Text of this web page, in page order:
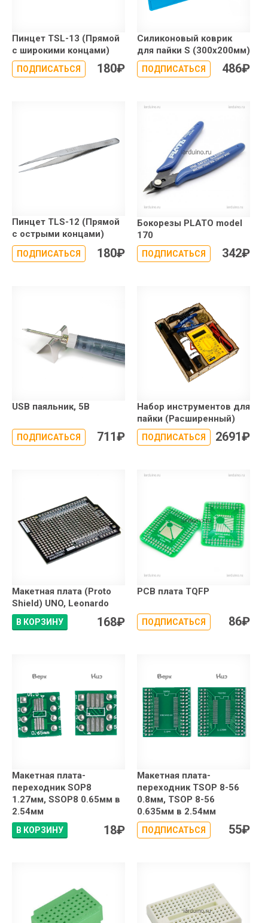
Пинцет TSL-13 (Прямой
с широкими концами)
ПОДПИСАТЬСЯ 180₽
Силиконовый коврик
для пайки S (300x200мм)
ПОДПИСАТЬСЯ 486₽
Пинцет TLS-12 (Прямой
с острыми концами)
ПОДПИСАТЬСЯ 180₽
Бокорезы PLATO model
170
ПОДПИСАТЬСЯ 342₽
USB паяльник, 5В
ПОДПИСАТЬСЯ 711₽
Набор инструментов для
пайки (Расширенный)
ПОДПИСАТЬСЯ 2691₽
Макетная плата (Proto
Shield) UNO, Leonardo
В КОРЗИНУ 168₽
PCB плата TQFP
ПОДПИСАТЬСЯ 86₽
Макетная плата-
переходник SOP8
1.27мм, SSOP8 0.65мм в
2.54мм
В КОРЗИНУ 18₽
Макетная плата-
переходник TSOP 8-56
0.8мм, TSOP 8-56
0.635мм в 2.54мм
ПОДПИСАТЬСЯ 55₽